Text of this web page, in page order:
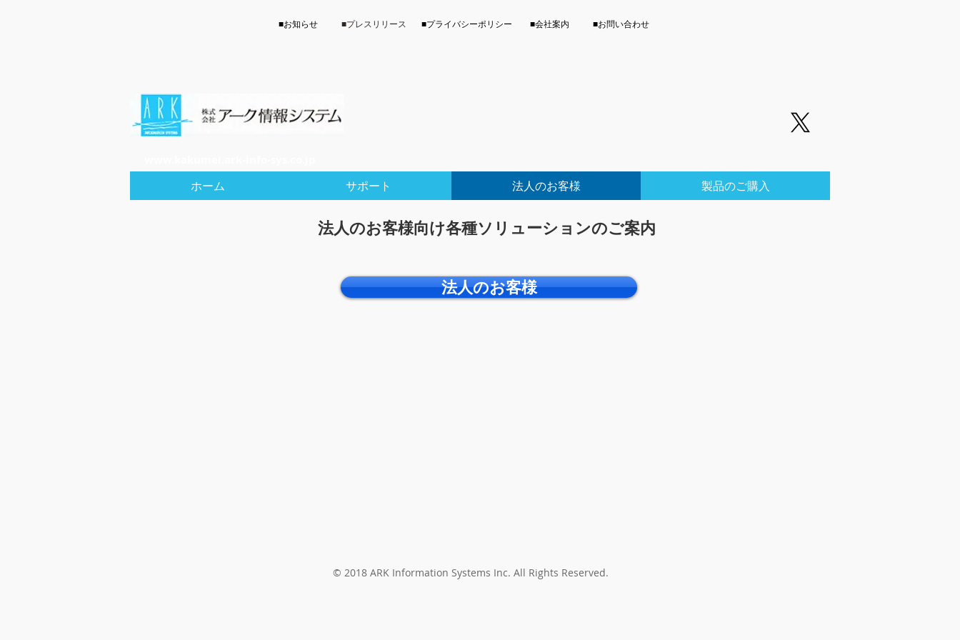
​■お知らせ ■プレスリリース ​■プライバシーポリシー ​■会社案内 ​■お問い合わせ
ホーム サポート 法人のお客様 製品のご購入
法人のお客様向け各種ソリューションのご案内
法人のお客様
© 2018 ARK Information Systems Inc. All Rights Reserved.